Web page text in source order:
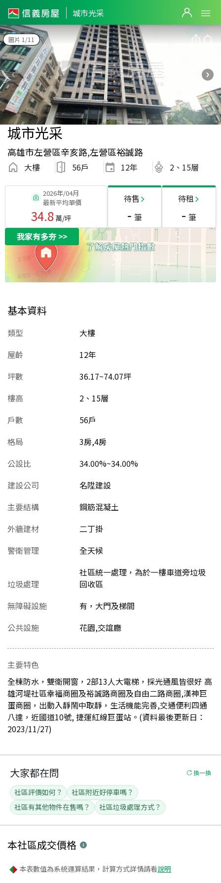
城市光采
圖片 1/11
城市光采
高雄市左營區辛亥路,左營區裕誠路
大樓 56戶 12年 2、15層
2026年/04月
最新平均單價
34.8萬/坪
待售
- 筆
待租
- 筆
我家有多夯>>
基本資料
類型
大樓
屋齡
12年
坪數
36.17~74.07坪
樓高
2、15層
戶數
56戶
格局
3房,4房
公設比
34.00%~34.00%
建設公司
名陞建設
主要結構
鋼筋混凝土
外牆建材
二丁掛
警衛管理
全天候
垃圾處理
社區統一處理，為於一樓車道旁垃圾
回收區
無障礙設施
有，大門及梯間
公共設施
花園,交誼廳
主要特色
全棟防水，雙衛開窗，2部13人大電梯，採光通風皆很好 高
雄河堤社區幸福商圈及裕誠路商圈及自由二路商圈,漢神巨
蛋商圈，出動入靜鬧中取靜，生活機能完善,交通便利四通
八達，近國道10號, 捷運紅線巨蛋站。(資料最後更新日：
2023/11/27)
大家都在問 換一換
社區評價如何？
社區附近好停車嗎？
社區有其他物件在售嗎？
社區垃圾處理方式？
本社區成交價格
本表數值為系統運算結果，計算方式詳情請看說明